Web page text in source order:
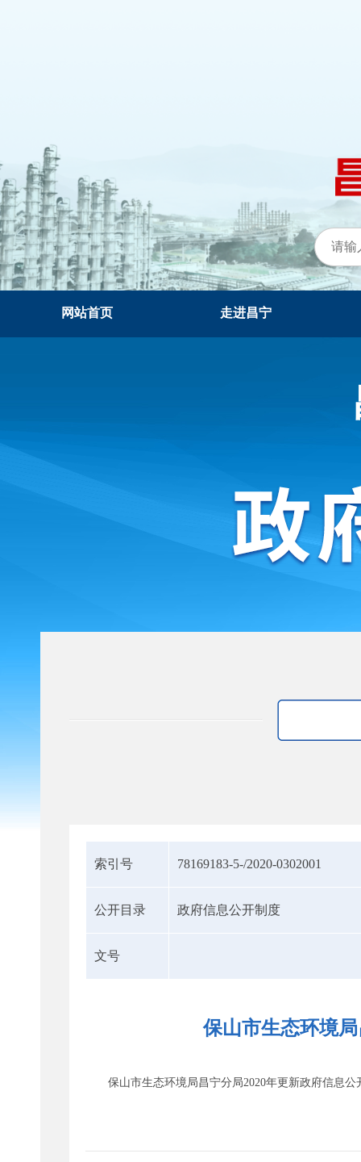
网站首页 走进昌宁
索引号 78169183-5-/2020-0302001
公开目录 政府信息公开制度
文号
保山市生态环境
保山市生态环境局昌宁分局2020年更新政府信息公